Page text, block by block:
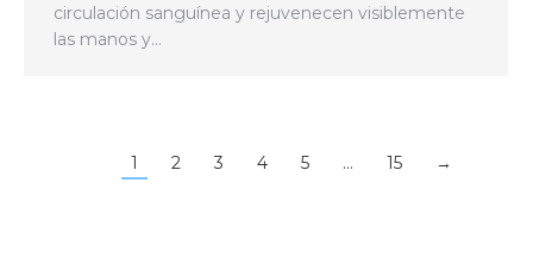
circulación sanguínea y rejuvenecen visiblemente
las manos y…
1 2 3 4 5 … 15 →